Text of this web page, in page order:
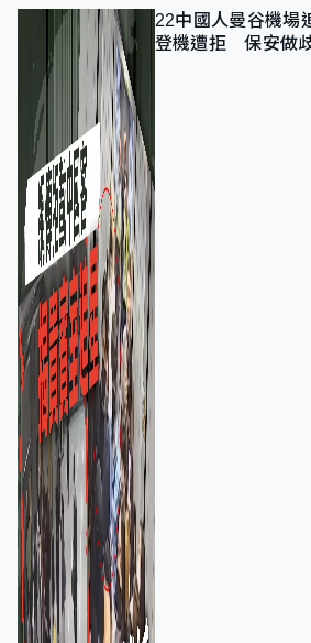
22中國人曼谷機
登機遭拒 保安做